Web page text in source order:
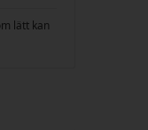
lätt kan